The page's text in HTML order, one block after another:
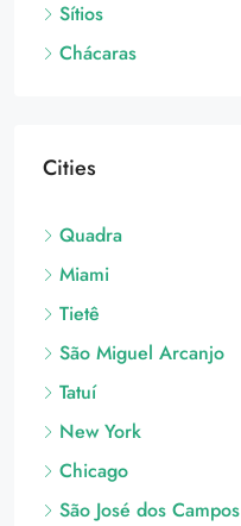
Sítios
Chácaras
Cities
Quadra
Miami
Tietê
São Miguel Arcanjo
Tatuí
New York
Chicago
São José dos Campos